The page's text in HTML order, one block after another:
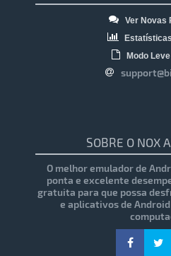
Ver Novas
Modo
SOBRE O NOX
O melhor emulador de
ponta e excelente
gratuita para que possa
e aplicativos de